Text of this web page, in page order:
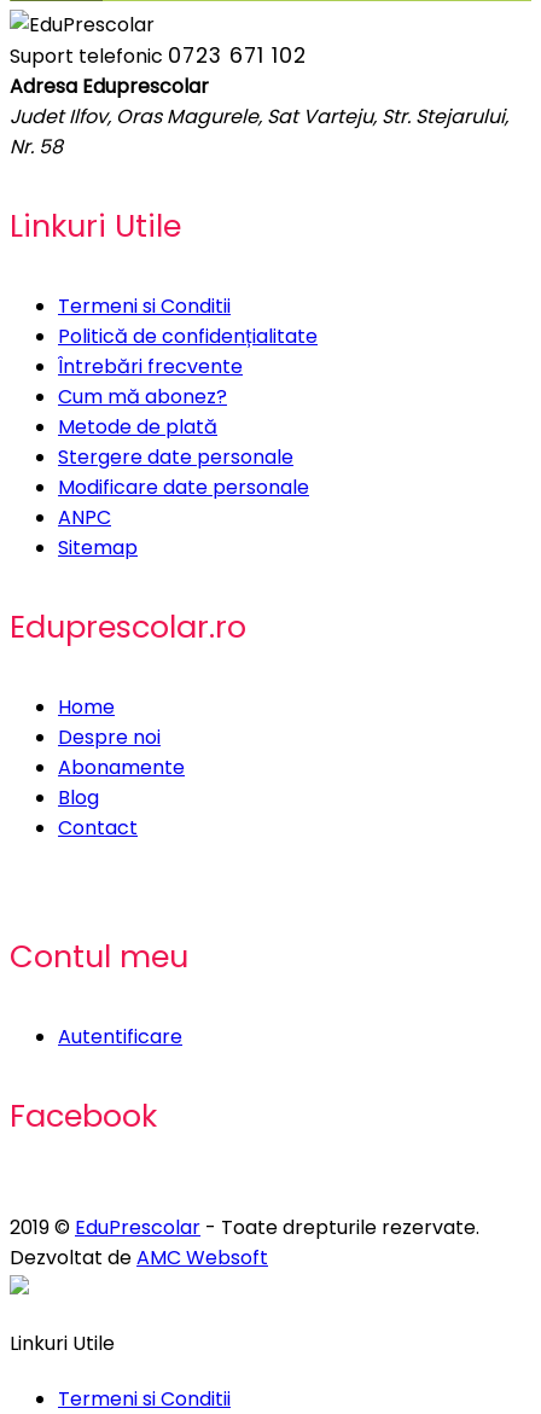
Suport telefonic 0723 671 102
Adresa Eduprescolar
Judet Ilfov, Oras Magurele, Sat Varteju, Str. Stejarului,
Nr. 58
Linkuri Utile
Termeni si Conditii
Politică de confidențialitate
Întrebări frecvente
Cum mă abonez?
Metode de plată
Stergere date personale
Modificare date personale
ANPC
Sitemap
Eduprescolar.ro
Home
Despre noi
Abonamente
Blog
Contact
Contul meu
Autentificare
Facebook
2019 © EduPrescolar - Toate drepturile rezervate.
Dezvoltat deAMC Websoft
Linkuri Utile
Termeni si Conditii